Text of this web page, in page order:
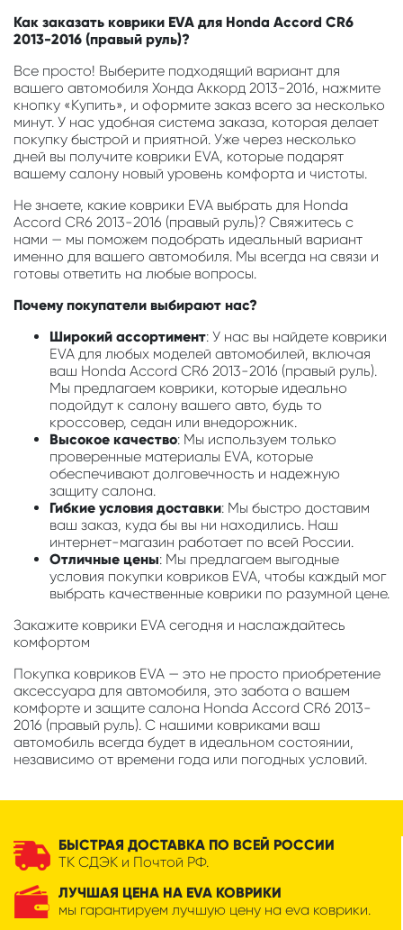
Как заказать коврики EVA для Honda Accord CR6
2013-2016 (правый руль)?
Все просто! Выберите подходящий вариант для
вашего автомобиля Хонда Аккорд 2013-2016, нажмите
кнопку «Купить», и оформите заказ всего за несколько
минут. У нас удобная система заказа, которая делает
покупку быстрой и приятной. Уже через несколько
дней вы получите коврики EVA, которые подарят
вашему салону новый уровень комфорта и чистоты.
Не знаете, какие коврики EVA выбрать для Honda
Accord CR6 2013-2016 (правый руль)? Свяжитесь с
нами — мы поможем подобрать идеальный вариант
именно для вашего автомобиля. Мы всегда на связи и
готовы ответить на любые вопросы.
Почему покупатели выбирают нас?
Широкий ассортимент: У нас вы найдете коврики
EVA для любых моделей автомобилей, включая
ваш Honda Accord CR6 2013-2016 (правый руль).
Мы предлагаем коврики, которые идеально
подойдут к салону вашего авто, будь то
кроссовер, седан или внедорожник.
Высокое качество: Мы используем только
проверенные материалы EVA, которые
обеспечивают долговечность и надежную
защиту салона.
Гибкие условия доставки: Мы быстро доставим
ваш заказ, куда бы вы ни находились. Наш
интернет-магазин работает по всей России.
Отличные цены: Мы предлагаем выгодные
условия покупки ковриков EVA, чтобы каждый мог
выбрать качественные коврики по разумной цене.
Закажите коврики EVA сегодня и наслаждайтесь
комфортом
Покупка ковриков EVA — это не просто приобретение
аксессуара для автомобиля, это забота о вашем
комфорте и защите салона Honda Accord CR6 2013-
2016 (правый руль). С нашими ковриками ваш
автомобиль всегда будет в идеальном состоянии,
независимо от времени года или погодных условий.
БЫСТРАЯ ДОСТАВКА ПО ВСЕЙ РОССИИ
ТК СДЭК и Почтой РФ.
ЛУЧШАЯ ЦЕНА НА EVA КОВРИКИ
мы гарантируем лучшую цену на eva коврики.